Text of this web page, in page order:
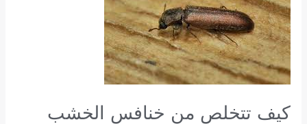
كيف تتخلص من خنافس الخشب
من
خنافس
الخشب
والحشرات
المدمرة